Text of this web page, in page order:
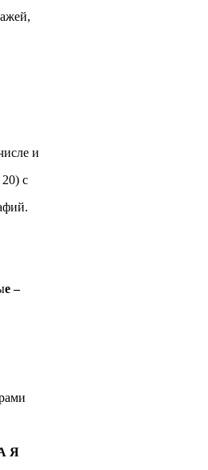
и
с
е –
Я